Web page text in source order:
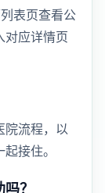
表页查看公
对应详情页
院流程，以
接住。
？